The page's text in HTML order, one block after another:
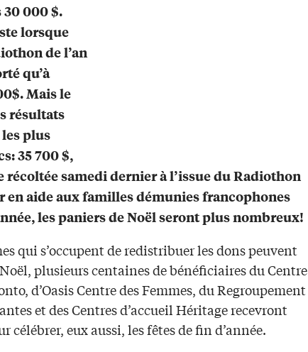
30 000 $.
lorsque
de l’an
qu’à
Mais le
résultats
plus
35 700 $,
récoltée samedi dernier à l’issue du Radiothon
en aide aux familles démunies francophones
les paniers de Noël seront plus nombreux!
qui s’occupent de redistribuer les dons peuvent
plusieurs centaines de bénéficiaires du Centre
d’Oasis Centre des Femmes, du Regroupement
et des Centres d’accueil Héritage recevront
célébrer, eux aussi, les fêtes de fin d’année.